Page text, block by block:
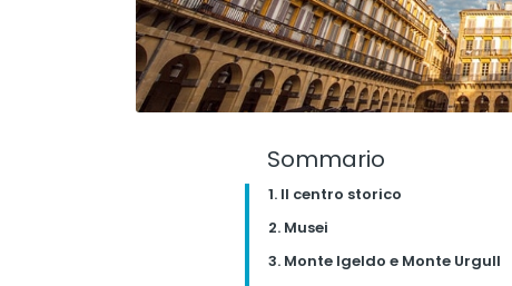
Sommario
1. Il centro storico
2. Musei
3. Monte Igeldo e Monte Urgull